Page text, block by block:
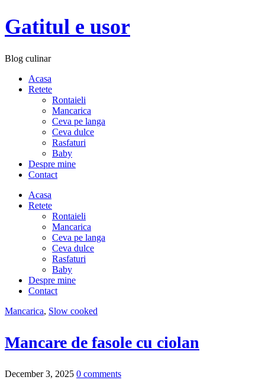
Gatitul e usor
Blog culinar
Acasa
Retete
Rontaieli
Mancarica
Ceva pe langa
Ceva dulce
Rasfaturi
Baby
Despre mine
Contact
Acasa
Retete
Rontaieli
Mancarica
Ceva pe langa
Ceva dulce
Rasfaturi
Baby
Despre mine
Contact
Mancarica, Slow cooked
Mancare de fasole cu ciolan
December 3, 2025 0 comments